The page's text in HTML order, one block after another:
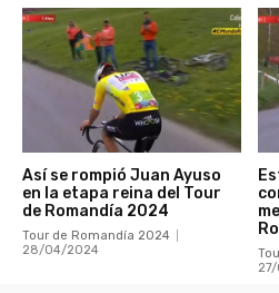
Así se rompió Juan Ayuso
en la etapa reina del Tour
de Romandía 2024
Tour de Romandía 2024
28/04/2024